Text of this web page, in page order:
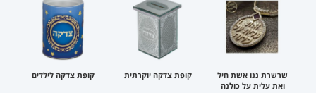
שרשרת ננו אשת חיל
ואת עלית על כולנה
קופת צדקה יוקרתית קופת צדקה לילדים